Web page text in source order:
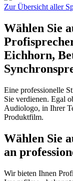
Zur Übersicht aller
Wählen Sie
Eichhorn,
Eine professionelle
Sie verdienen. Egal
Audiologo, in Ihrer
Produktfilm.
Wählen Sie
an
Wir bieten Ihnen